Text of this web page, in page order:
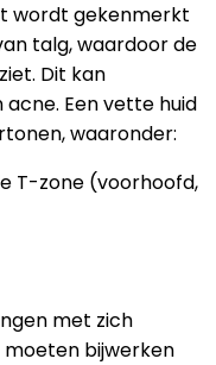
wordt gekenmerkt
talg, waardoor de
Dit kan
Een vette huid
waaronder:
T-zone (voorhoofd,
met zich
bijwerken